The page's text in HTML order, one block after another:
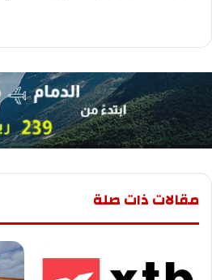
مقالات ذات صلة